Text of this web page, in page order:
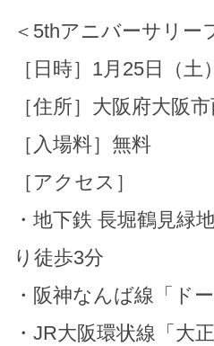
＜5thアニバーサリー
［日時］1月25日（
［住所］大阪府大阪
［入場料］無料
［アクセス］
・地下鉄 長堀鶴見緑
り徒歩3分
・阪神なんば線「ド
・JR大阪環状線「大